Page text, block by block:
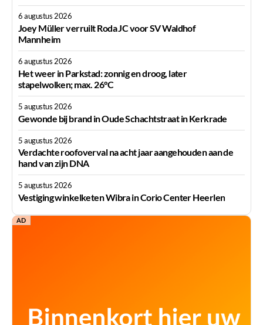
6 augustus 2026
Joey Müller verruilt Roda JC voor SV Waldhof
Mannheim
6 augustus 2026
Het weer in Parkstad: zonnig en droog, later
stapelwolken; max. 26°C
5 augustus 2026
Gewonde bij brand in Oude Schachtstraat in Kerkrade
5 augustus 2026
Verdachte roofoverval na acht jaar aangehouden aan de
hand van zijn DNA
5 augustus 2026
Vestiging winkelketen Wibra in Corio Center Heerlen
AD